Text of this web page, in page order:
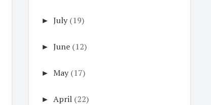
► July (19)
► June (12)
► May (17)
► April (22)